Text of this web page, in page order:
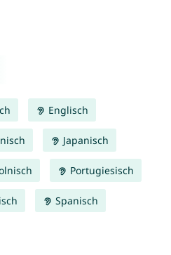
Englisch
Japanisch
Portugiesisch
Spanisch